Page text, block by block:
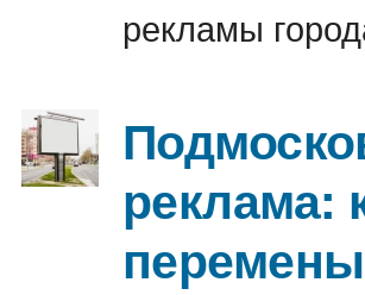
рекламы
реклама: